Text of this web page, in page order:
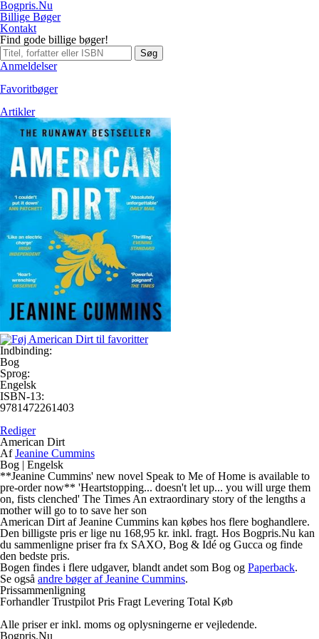
Bogpris.Nu
Billige Bøger
Kontakt
Find gode billige bøger!
Søg
Anmeldelser
Favoritbøger
Artikler
Indbinding:
Bog
Sprog:
Engelsk
ISBN-13:
9781472261403
Rediger
American Dirt
AfJeanine Cummins
Bog | Engelsk
**Jeanine Cummins' new novel Speak to Me of Home is available to
pre-order now** 'Heartstopping... doesn't let up... you will urge them
on, fists clenched' The Times An extraordinary story of the lengths a
mother will go to to save her son
American Dirt af Jeanine Cummins kan købes hos flere boghandlere.
Den billigste pris er lige nu 168,95 kr. inkl. fragt. Hos Bogpris.Nu kan
du sammenligne priser fra fx SAXO, Bog & Idé og Gucca og finde
den bedste pris.
Bogen findes i flere udgaver, blandt andet som Bog og Paperback.
Se også andre bøger af Jeanine Cummins.
Prissammenligning
Forhandler Trustpilot Pris Fragt Levering Total Køb
Alle priser er inkl. moms og oplysningerne er vejledende.
Bogpris.Nu